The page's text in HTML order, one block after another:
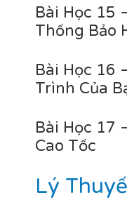
Bài Học 15
Thống Bảo
Bài Học 16
Trình Của
Bài Học 17
Cao Tốc
Lý